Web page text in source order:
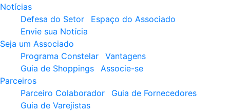
Notícias
Defesa do Setor
Espaço do Associado
Envie sua Notícia
Seja um Associado
Programa Constelar
Vantagens
Guia de Shoppings
Associe-se
Parceiros
Parceiro Colaborador
Guia de Fornecedores
Guia de Varejistas